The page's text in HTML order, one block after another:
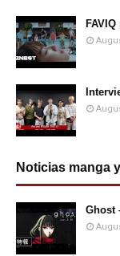
Noticias manga
Ghost